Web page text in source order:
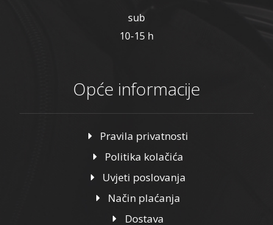
sub
10-15 h
Opće informacije
Pravila privatnosti
Politika kolačića
Uvjeti poslovanja
Način plaćanja
Dostava